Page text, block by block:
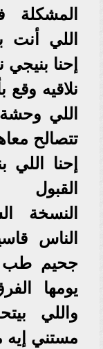
المشكلة
اللي أنت
إحنا
نلاقيه
اللي
تتصالح
إحنا
القبول
النسخة
الناس
جحيم طب
يومها
واللي
مستني إيه